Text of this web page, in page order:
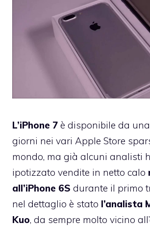
L’iPhone 7 è disponibile da
giorni nei vari Apple Store
mondo, ma già alcuni analisti
ipotizzato vendite in netto calo
all’iPhone 6S durante il primo
nel dettaglio è stato l’analista
Kuo, da sempre molto vicino